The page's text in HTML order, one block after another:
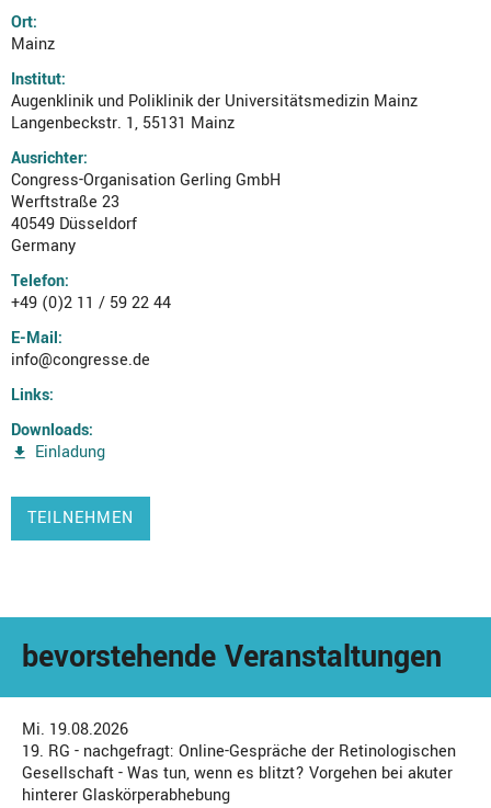
Ort:
Mainz
Institut:
Augenklinik und Poliklinik der Universitätsmedizin Mainz
Langenbeckstr. 1, 55131 Mainz
Ausrichter:
Congress-Organisation Gerling GmbH
Werftstraße 23
40549 Düsseldorf
Germany
Telefon:
+49 (0)2 11 / 59 22 44
E-Mail:
info@congresse.de
Links:
Downloads:
Einladung
TEILNEHMEN
bevorstehende Veranstaltungen
Mi. 19.08.2026
19. RG - nachgefragt: Online-Gespräche der Retinologischen
Gesellschaft - Was tun, wenn es blitzt? Vorgehen bei akuter
hinterer Glaskörperabhebung